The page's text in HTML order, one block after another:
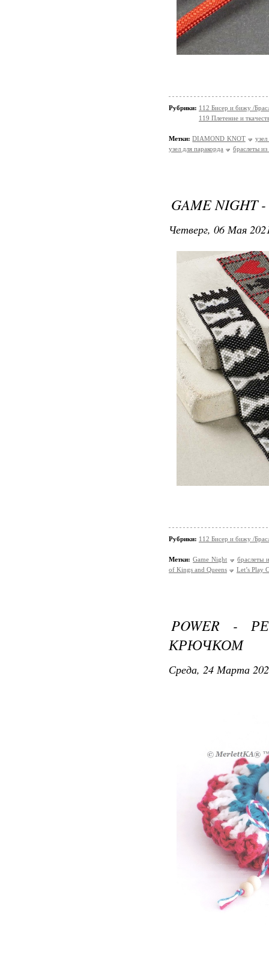
Рубрики: 112 Бисер и бижу /
119 Плетение и
Метки: DIAMOND KNOT
узел для паракорда
браслеты из
GAME
Четверг, 06 Мая
Рубрики: 112 Бисер и бижу /
Метки: Game Night
браслеты
of Kings and Queens
Let’s Play
POWER -
КРЮЧКОМ
Среда, 24 Марта